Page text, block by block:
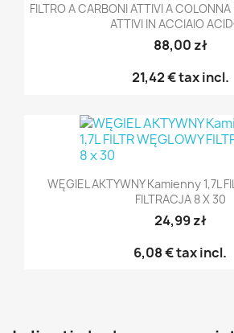
FILTRO A CARBONI ATTIVI A
ATTIVI IN ACCIAIO
88,00 zł
21,42 €tax incl.
WĘGIEL AKTYWNY Kamienny 1,7L
FILTRACJA 8 X 30
24,99 zł
6,08 €tax incl.